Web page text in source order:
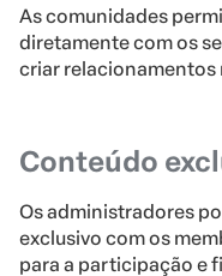
As comunidades
diretamente com os
criar relacionamentos
Conteúdo
Os administradores
exclusivo com os
para a participação e